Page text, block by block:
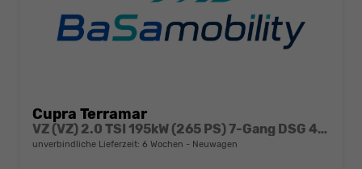
Cupra Terramar
VZ (VZ) 2.0 TSI 195kW (265 PS) 7-Gang DSG 4Drive
unverbindliche Lieferzeit: 6 Wochen Neuwagen